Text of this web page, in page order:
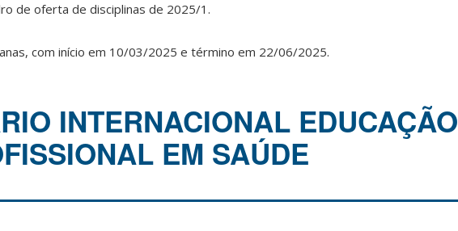
de oferta de disciplinas de 2025/1.
com início em 10/03/2025 e término em 22/06/2025.
INTERNACIONAL EDUCAÇÃO
EM SAÚDE